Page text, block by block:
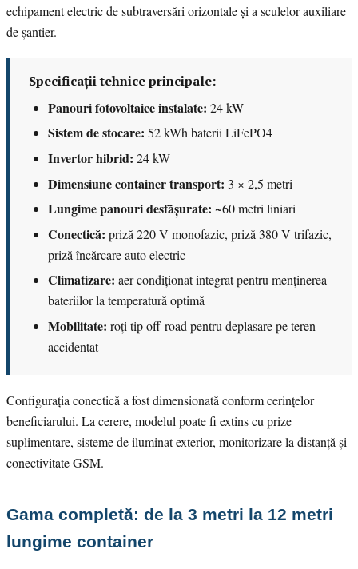
echipament electric de subtraversări orizontale și a sculelor auxiliare
de șantier.
Specificații tehnice principale:
Panouri fotovoltaice instalate: 24 kW
Sistem de stocare: 52 kWh baterii LiFePO4
Invertor hibrid: 24 kW
Dimensiune container transport: 3 × 2,5 metri
Lungime panouri desfășurate: ~60 metri liniari
Conectică: priză 220 V monofazic, priză 380 V trifazic,
priză încărcare auto electric
Climatizare: aer condiționat integrat pentru menținerea
bateriilor la temperatură optimă
Mobilitate: roți tip off-road pentru deplasare pe teren
accidentat
Configurația conectică a fost dimensionată conform cerințelor
beneficiarului. La cerere, modelul poate fi extins cu prize
suplimentare, sisteme de iluminat exterior, monitorizare la distanță și
conectivitate GSM.
Gama completă: de la 3 metri la 12 metri
lungime container